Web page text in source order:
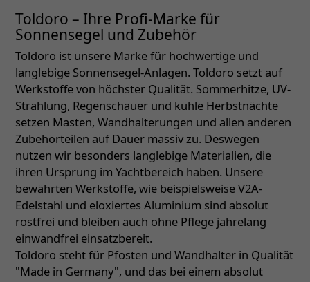
Toldoro – Ihre Profi-Marke für
Sonnensegel und Zubehör
Toldoro ist unsere Marke für hochwertige und
langlebige Sonnensegel-Anlagen. Toldoro setzt auf
Werkstoffe von höchster Qualität. Sommerhitze, UV-
Strahlung, Regenschauer und kühle Herbstnächte
setzen Masten, Wandhalterungen und allen anderen
Zubehörteilen auf Dauer massiv zu. Deswegen
nutzen wir besonders langlebige Materialien, die
ihren Ursprung im Yachtbereich haben. Unsere
bewährten Werkstoffe, wie beispielsweise V2A-
Edelstahl und eloxiertes Aluminium sind absolut
rostfrei und bleiben auch ohne Pflege jahrelang
einwandfrei einsatzbereit.
Toldoro steht für Pfosten und Wandhalter in Qualität
"Made in Germany", und das bei einem absolut